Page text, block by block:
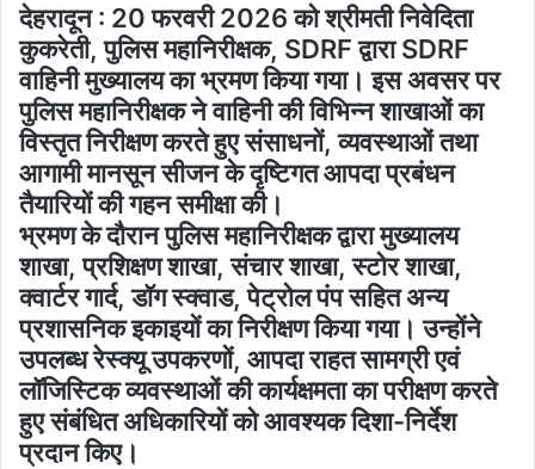
देहरादून : 20 फरवरी 2026 को श्रीमती निवेदिता
कुकरेती, पुलिस महानिरीक्षक, SDRF द्वारा SDRF
वाहिनी मुख्यालय का भ्रमण किया गया। इस अवसर पर
पुलिस महानिरीक्षक ने वाहिनी की विभिन्न शाखाओं का
विस्तृत निरीक्षण करते हुए संसाधनों, व्यवस्थाओं तथा
आगामी मानसून सीजन के दृष्टिगत आपदा प्रबंधन
तैयारियों की गहन समीक्षा की।
भ्रमण के दौरान पुलिस महानिरीक्षक द्वारा मुख्यालय
शाखा, प्रशिक्षण शाखा, संचार शाखा, स्टोर शाखा,
क्वार्टर गार्द, डॉग स्क्वाड, पेट्रोल पंप सहित अन्य
प्रशासनिक इकाइयों का निरीक्षण किया गया। उन्होंने
उपलब्ध रेस्क्यू उपकरणों, आपदा राहत सामग्री एवं
लॉजिस्टिक व्यवस्थाओं की कार्यक्षमता का परीक्षण करते
हुए संबंधित अधिकारियों को आवश्यक दिशा-निर्देश
प्रदान किए।